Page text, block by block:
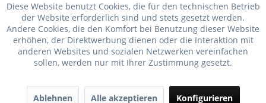
Diese Website benutzt Cookies, die für den technischen Betrieb
der Website erforderlich sind und stets gesetzt werden.
Andere Cookies, die den Komfort bei Benutzung dieser Website
erhöhen, der Direktwerbung dienen oder die Interaktion mit
anderen Websites und sozialen Netzwerken vereinfachen
sollen, werden nur mit Ihrer Zustimmung gesetzt.
Ablehnen Alle akzeptieren Konfigurieren